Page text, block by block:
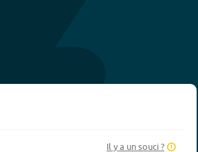
Il y a un souci ?